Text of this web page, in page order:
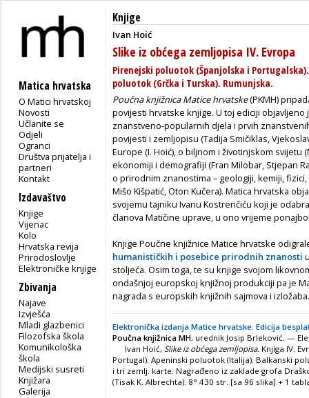
Matica hrvatska
O Matici hrvatskoj
Novosti
Učlanite se
Odjeli
Ogranci
Društva prijatelja i
partneri
Kontakt
Izdavaštvo
Knjige
Vijenac
Kolo
Hrvatska revija
Prirodoslovlje
Elektroničke knjige
Zbivanja
Najave
Izvješća
Mladi glazbenici
Filozofska škola
Komunikološka
škola
Medijski susreti
Knjižara
Galerija
Knjige
Ivan Hoić
Slike iz obćega zemljopisa IV. Evropa
Pirenejski poluotok (Španjolska i
poluotok (Grčka i Turska). Rumunjska.
Poučna knjižnica Matice hrvatske(PKMH)
povijesti hrvatske knjige. U toj ediciji objavljeno
znanstveno-popularnih djela i prvih
povijesti i zemljopisu (Tadija Smičiklas,
Europe (I. Hoić), o biljnom i životinjskom svijetu
ekonomiji i demografiji (Fran Milobar, Stjepan
o prirodnim znanostima – geologiji, kemiji,
Mišo Kišpatić, Oton Kučera). Matica hrvatska
svojemu tajniku Ivanu Kostrenčiću koji je
članova Matičine uprave, u ono vrijeme
Knjige Poučne knjižnice Matice hrvatske
humanističkih i posebice prirodnih znanosti
stoljeća. Osim toga, te su knjige svojom
ondašnjoj europskoj knjižnoj produkciji pa je
nagrada s europskih knjižnih sajmova i izložaba.
Elektronička izdanja Matice hrvatske. Edicija
Poučna knjižnica MH, urednik Josip Brleković. —
Ivan Hoić, Slike iz obćega zemljopisa. Knjiga IV.
Portugal). Apeninski poluotok (Italija). Balkanski
i tri zemlj. karte. Nagrađeno iz zaklade grofa
(Tisak K. Albrechta). 8° 430 str. [sa 96 slika] + 1